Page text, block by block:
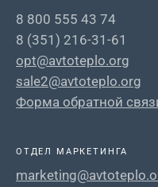
8 800 555 43 74
8 (351) 216-31-61
opt@avtoteplo.org
sale2@avtoteplo.org
Форма обратной
ОТДЕЛ МАРКЕТИНГА